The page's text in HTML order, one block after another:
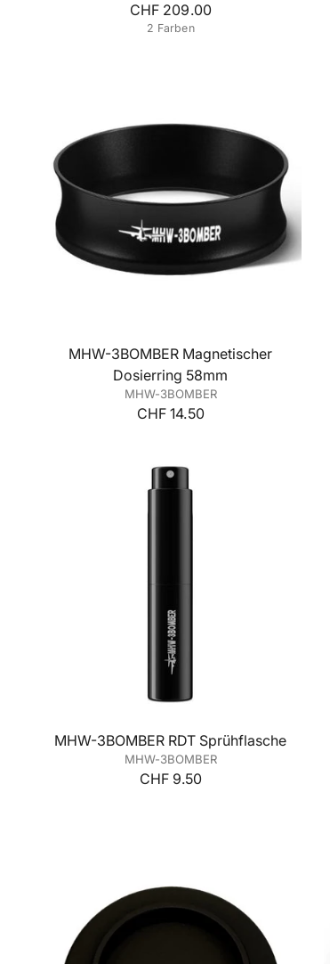
CHF 209.00
2 Farben
MHW-3BOMBER Magnetischer
Dosierring 58mm
MHW-3BOMBER
CHF 14.50
MHW-3BOMBER RDT Sprühflasche
MHW-3BOMBER
CHF 9.50